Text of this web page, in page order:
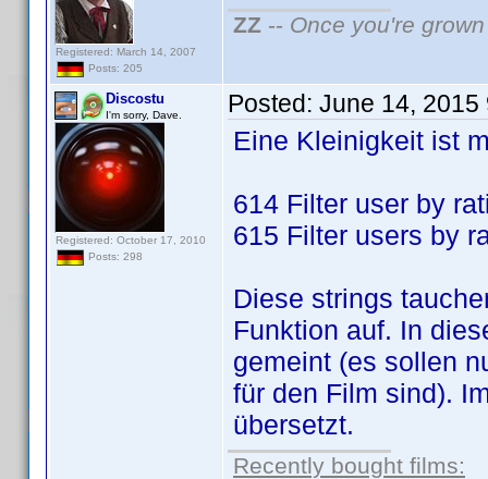
Registered: March 14, 2007
Posts: 205
ZZ -- Once you're
Discostu
I'm sorry, Dave.
Registered: October 17, 2010
Posts: 298
Posted: June 14, 2015
Eine Kleinigkeit ist
614 Filter user by
615 Filter users by
Diese strings
Funktion auf. In
gemeint (es sollen
für den Film sind).
übersetzt.
Recently bought films: